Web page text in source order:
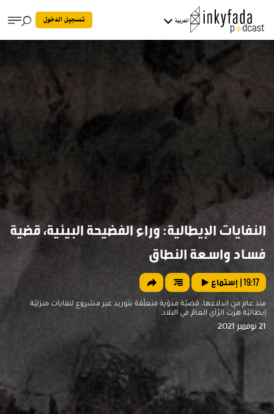
العربية تسجيل الدخول
النفايات الإيطالية: وراء الفضيحة البيئية، قضية
فساد واسعة النطاق
19:17| إستماع
منذ عام من اندلاعها، قضيّة مدوّية متعلّقة بتوريد غير مشروع لنفايات منزليّة
إيطاليّة هزّت الرّأي العامّ في البلاد.
21 نوفمبر 2021